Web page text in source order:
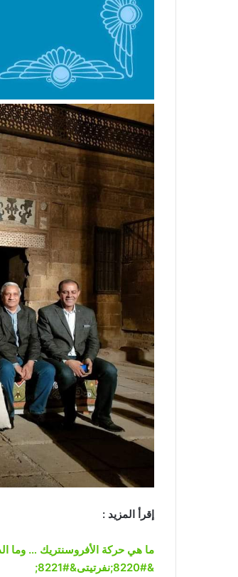
إقرأ المزيد :
ما هي حركة الأفروسنتريك … وما
&#8220;نفرتيتى&#8221;